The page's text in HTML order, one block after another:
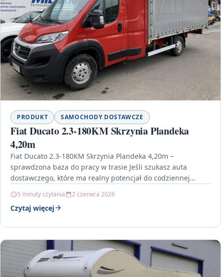
PRODUKT SAMOCHODY DOSTAWCZE
Fiat Ducato 2.3-180KM Skrzynia Plandeka
4,20m
Fiat Ducato 2.3-180KM Skrzynia Plandeka 4,20m –
sprawdzona baza do pracy w trasie Jeśli szukasz auta
dostawczego, które ma realny potencjał do codziennej
5 minuty czytania 2 czerwca 2026
Czytaj więcej